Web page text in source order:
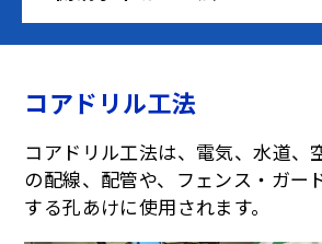
コアドリル工法
コアドリル工法は、電気、水道、
の配線、配管や、フェンス・ガー
する孔あけに使用されます。